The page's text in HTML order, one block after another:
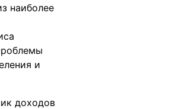
наиболее
и
доходов